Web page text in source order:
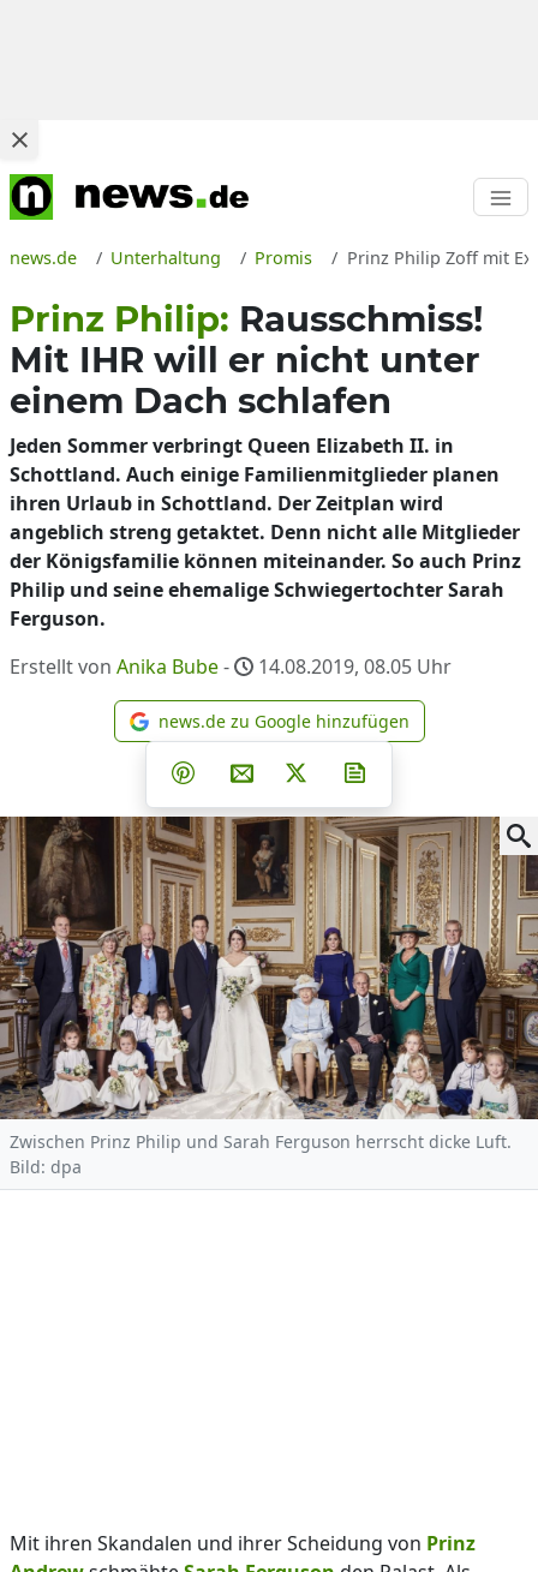
news.de Unterhaltung Promis Prinz Philip Zoff mit
Prinz Philip: Rausschmiss!
Mit IHR will er nicht unter
einem Dach schlafen
Jeden Sommer verbringt Queen Elizabeth II. in
Schottland. Auch einige Familienmitglieder planen
ihren Urlaub in Schottland. Der Zeitplan wird
angeblich streng getaktet. Denn nicht alle Mitglieder
der Königsfamilie können miteinander. So auch Prinz
Philip und seine ehemalige Schwiegertochter Sarah
Ferguson.
Erstellt von Anika Bube- 14.08.2019, 08.05 Uhr
news.de zu Google
news.de zu Google hinzufügen
Teilen auf Facebook
Teilen auf Whatsapp
Teilen auf Telegram
Teilen auf Pinterest
Per E-Mail teilen
Post auf X
Zwischen Prinz Philip und Sarah Ferguson herrscht dicke Luft.
Bild: dpa
Mit ihren Skandalen und ihrer Scheidung von Prinz